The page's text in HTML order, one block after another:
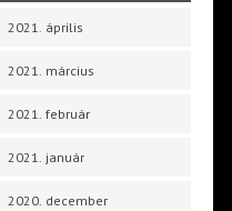
2021. április
2021. március
2021. február
2021. január
2020. december